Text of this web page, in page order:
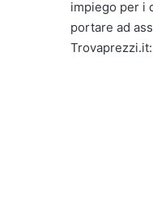
impiego per i
portare ad
Trovaprezzi.it: